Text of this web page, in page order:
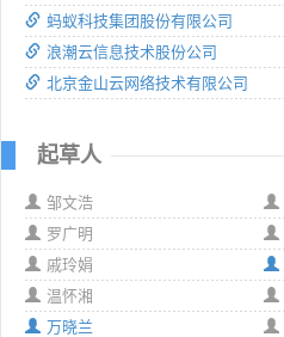
蚂蚁科技集团股份有限公司
浪潮云信息技术股份公司
北京金山云网络技术有限公司
起草人
邹文浩
罗广明
戚玲娟
温怀湘
万晓兰